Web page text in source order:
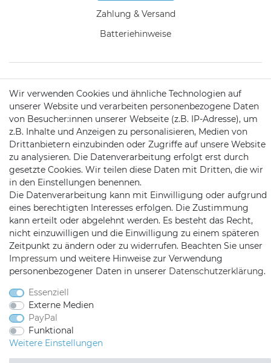
Zahlung & Versand
Batteriehinweise
KONTAKT
Telefon:09721 / 9453362
Mail:info@satshopping.de
Kopenhagenstr. 4
97424 Schweinfurt
2026 Satshopping| copyright & design by mediaria®
Wir verwenden Cookies und ähnliche Technologien auf
unserer Website und verarbeiten personenbezogene Daten
von Besucher:innen unserer Webseite (z.B. IP-Adresse), um
z.B. Inhalte und Anzeigen zu personalisieren, Medien von
Drittanbietern einzubinden oder Zugriffe auf unsere Website
zu analysieren. Die Datenverarbeitung erfolgt erst durch
gesetzte Cookies. Wir teilen diese Daten mit Dritten, die wir
in den Einstellungen benennen.
Die Datenverarbeitung kann mit Einwilligung oder aufgrund
eines berechtigten Interesses erfolgen. Die Zustimmung
kann erteilt oder abgelehnt werden. Es besteht das Recht,
nicht einzuwilligen und die Einwilligung zu einem späteren
Zeitpunkt zu ändern oder zu widerrufen. Beachten Sie unser
Impressum und weitere Hinweise zur Verwendung
personenbezogener Daten in unserer Daten­schutz­erklärung.
Essenziell
Externe Medien
PayPal
Funktional
Weitere Einstellungen